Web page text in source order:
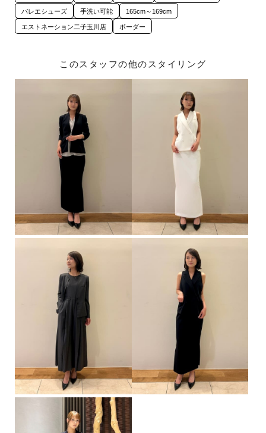
バレエシューズ 手洗い可能 165cm～169cm
エストネーション二子玉川店 ボーダー
このスタッフの他のスタイリング